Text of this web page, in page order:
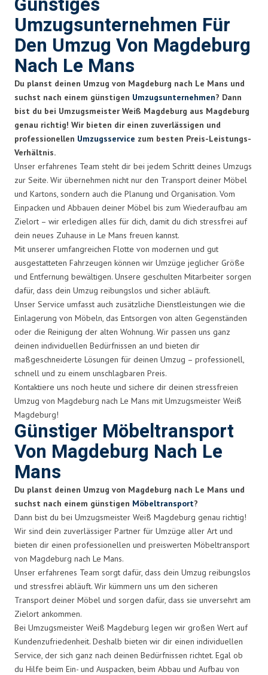
Umzugsunternehmen Für
Den Umzug Von Magdeburg
Nach Le Mans
Du planst deinen Umzug von Magdeburg nach Le Mans und
suchst nach einem günstigen Umzugsunternehmen? Dann
bist du bei Umzugsmeister Weiß Magdeburg aus Magdeburg
genau richtig! Wir bieten dir einen zuverlässigen und
professionellen Umzugsservice zum besten Preis-Leistungs-
Verhältnis.
Unser erfahrenes Team steht dir bei jedem Schritt deines Umzugs
zur Seite. Wir übernehmen nicht nur den Transport deiner Möbel
und Kartons, sondern auch die Planung und Organisation. Vom
Einpacken und Abbauen deiner Möbel bis zum Wiederaufbau am
Zielort – wir erledigen alles für dich, damit du dich stressfrei auf
dein neues Zuhause in Le Mans freuen kannst.
Mit unserer umfangreichen Flotte von modernen und gut
ausgestatteten Fahrzeugen können wir Umzüge jeglicher Größe
und Entfernung bewältigen. Unsere geschulten Mitarbeiter sorgen
dafür, dass dein Umzug reibungslos und sicher abläuft.
Unser Service umfasst auch zusätzliche Dienstleistungen wie die
Einlagerung von Möbeln, das Entsorgen von alten Gegenständen
oder die Reinigung der alten Wohnung. Wir passen uns ganz
deinen individuellen Bedürfnissen an und bieten dir
maßgeschneiderte Lösungen für deinen Umzug – professionell,
schnell und zu einem unschlagbaren Preis.
Kontaktiere uns noch heute und sichere dir deinen stressfreien
Umzug von Magdeburg nach Le Mans mit Umzugsmeister Weiß
Magdeburg!
Günstiger Möbeltransport
Von Magdeburg Nach Le
Mans
Du planst deinen Umzug von Magdeburg nach Le Mans und
suchst nach einem günstigen Möbeltransport?
Dann bist du bei Umzugsmeister Weiß Magdeburg genau richtig!
Wir sind dein zuverlässiger Partner für Umzüge aller Art und
bieten dir einen professionellen und preiswerten Möbeltransport
von Magdeburg nach Le Mans.
Unser erfahrenes Team sorgt dafür, dass dein Umzug reibungslos
und stressfrei abläuft. Wir kümmern uns um den sicheren
Transport deiner Möbel und sorgen dafür, dass sie unversehrt am
Zielort ankommen.
Bei Umzugsmeister Weiß Magdeburg legen wir großen Wert auf
Kundenzufriedenheit. Deshalb bieten wir dir einen individuellen
Service, der sich ganz nach deinen Bedürfnissen richtet. Egal ob
du Hilfe beim Ein- und Auspacken, beim Abbau und Aufbau von